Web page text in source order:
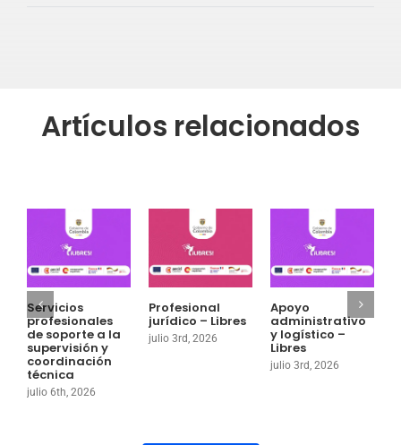
Artículos relacionados
Servicios
profesionales
de soporte a la
supervisión y
coordinación
técnica
julio 6th, 2026
Profesional
jurídico – Libres
julio 3rd, 2026
Apoyo
administrativo
y logístico –
Libres
julio 3rd, 2026